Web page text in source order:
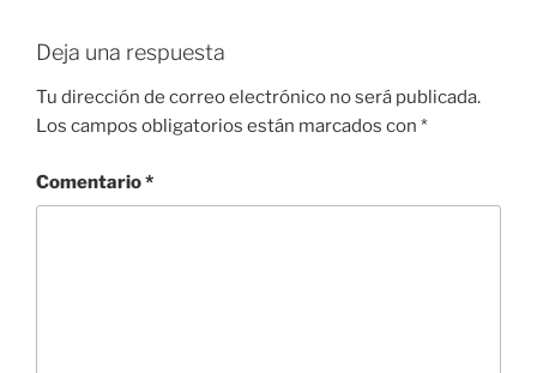
Deja una respuesta
Tu dirección de correo electrónico no será publicada.
Los campos obligatorios están marcados con *
Comentario*